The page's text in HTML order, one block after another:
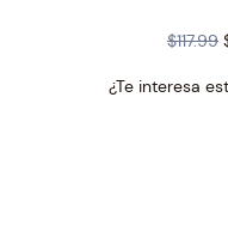
$117.99
¿Te interesa